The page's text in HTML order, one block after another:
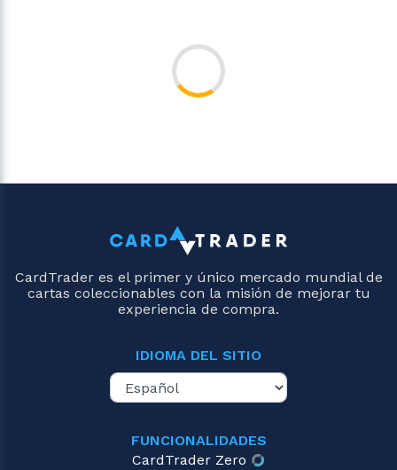
CardTrader es el primer y único mercado mundial de
cartas coleccionables con la misión de mejorar tu
experiencia de compra.
IDIOMA DEL SITIO
FUNCIONALIDADES
CardTrader Zero